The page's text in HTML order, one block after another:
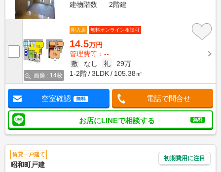
建物階数
2階建
画像 : 14枚
即入居 無料オンライン相談可
14.5万円
管理費等：--
敷
なし 礼
29万
1-2階
3LDK 105.38㎡
空室確認 無料 電話で問合せ
お店にLINEで相談する 無料
賃貸一戸建て
昭和町戸建
初期費用に注目